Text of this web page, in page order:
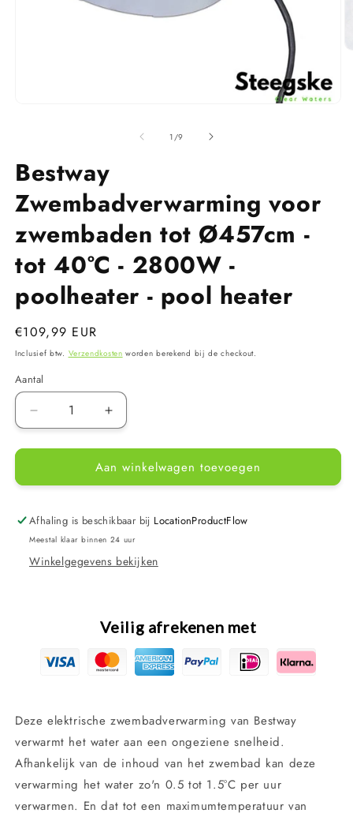
1 /van
9
Bestway
Zwembadverwarming voor
zwembaden tot Ø457cm -
tot 40°C - 2800W -
poolheater - pool heater
Normale
prijs
€109,99 EUR
Inclusief btw. Verzendkosten worden berekend bij de checkout.
Aantal
Aantal
verlagen
voor
Zwembadverwarming
zwembaden
tot
-
poolheater
heater
Aantal
verhogen
voor
Bestway
Zwembadverwarming
zwembaden
tot
-
2800W
-
poolheater
heater
Aan winkelwagen toevoegen
Afhaling is beschikbaar bij LocationProductFlow
Meestal klaar binnen 24 uur
Winkelgegevens bekijken
Veilig afrekenen met
Deze elektrische zwembadverwarming van Bestway
verwarmt het water aan een ongeziene snelheid.
Afhankelijk van de inhoud van het zwembad kan deze
verwarming het water zo'n 0.5 tot 1.5°C per uur
verwarmen. En dat tot een maximumtemperatuur van